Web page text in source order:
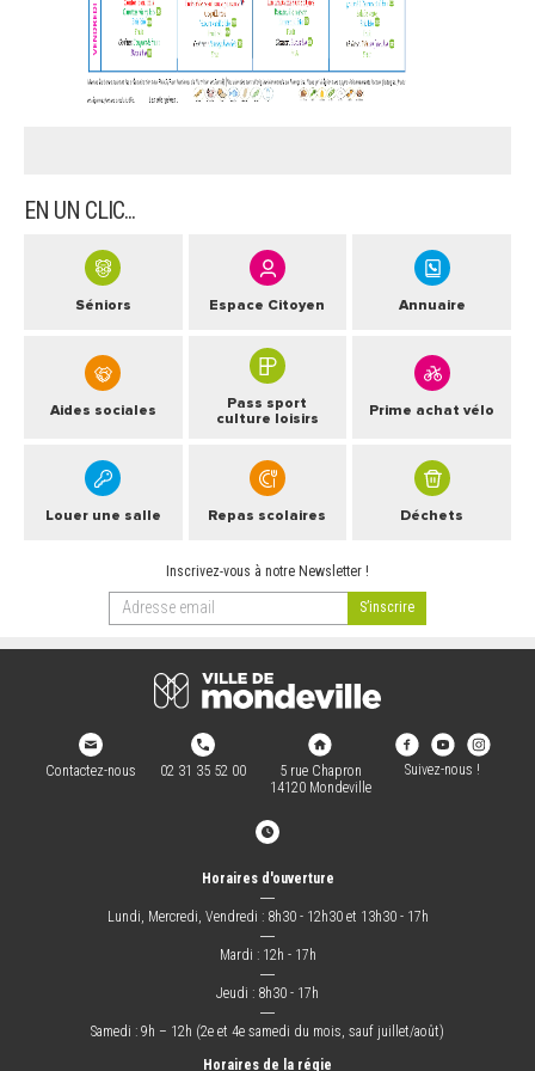
EN UN CLIC...
Séniors Espace Citoyen Annuaire
Aides sociales
Pass sport
culture loisirs
Prime achat vélo
Louer une salle Repas scolaires Déchets
Inscrivez-vous à notre Newsletter !
Contactez-nous 02 31 35 52 00
5 rue Chapron
14120 Mondeville
Suivez-nous !
Horaires d'ouverture
―
Lundi, Mercredi, Vendredi : 8h30 - 12h30 et 13h30 - 17h
―
Mardi : 12h - 17h
―
Jeudi : 8h30 - 17h
―
Samedi : 9h – 12h (2e et 4e samedi du mois, sauf juillet/août)
Horaires de la régie
ARRÊTÉS MUNICIPAUX